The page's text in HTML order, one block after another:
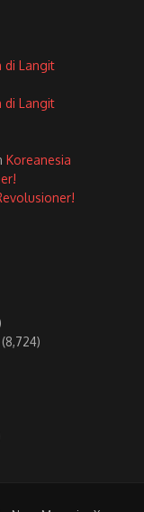
di Langit
di Langit
Koreanesia
(8,724)